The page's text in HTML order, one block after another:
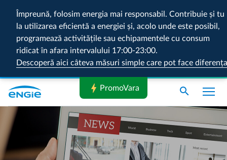
Împreună, folosim energia mai responsabil. Contribuie și tu
la utilizarea eficientă a energiei și, acolo unde este posibil,
programează activitățile sau echipamentele cu consum
ridicat în afara intervalului 17:00-23:00.
Descoperă aici câteva măsuri simple care pot face diferența
search
bolt PromoVara